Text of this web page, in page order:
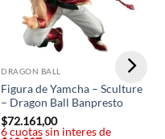
DRAGON BALL
Figura de Yamcha – Sculture
– Dragon Ball Banpresto
$72.161,00
6 cuotas sin interes de